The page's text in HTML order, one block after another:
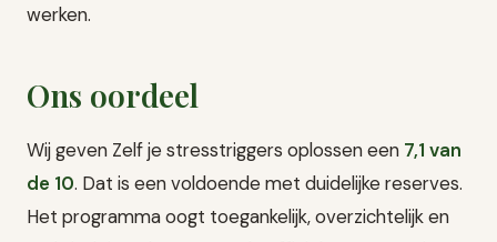
werken.
Ons oordeel
Wij geven Zelf je stresstriggers oplossen een 7,1 van
de 10. Dat is een voldoende met duidelijke reserves.
Het programma oogt toegankelijk, overzichtelijk en